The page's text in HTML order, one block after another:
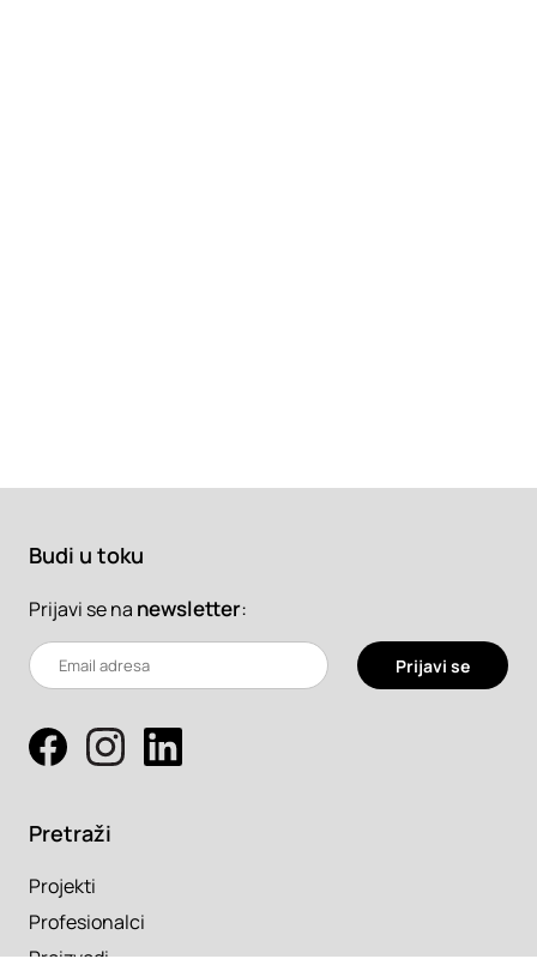
Budi u toku
Prijavi se na newsletter:
Prijavi se
Pretraži
Projekti
Profesionalci
Proizvodi